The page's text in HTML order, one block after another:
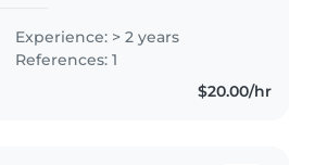
confiance. J'aime beaucoup
m'occuper des enfants et créer
un environnement sécuritaire,
Experience: > 2 years
References: 1
$20.00/hr